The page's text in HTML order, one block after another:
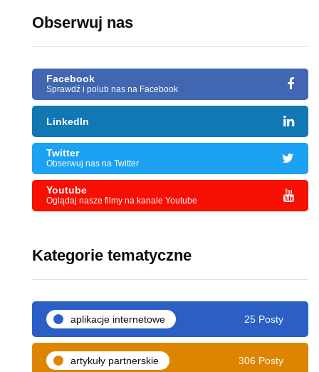
Obserwuj nas
Facebook
Sprawdź i polub nas na Facebook
LinkedIn
Twitter
Obserwuj nas na Twitter
Youtube
Oglądaj nasze filmy na kanale Youtube
Kategorie tematyczne
aplikacje internetowe 25 Posty
artykuły partnerskie 306 Posty